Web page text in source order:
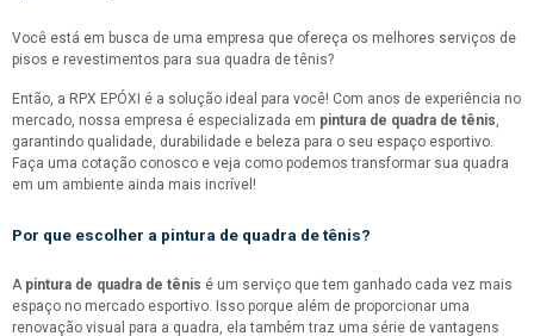
Você está em busca de uma empresa que ofereça os melhores serviços de
pisos e revestimentos para sua quadra de tênis?
Então, a RPX EPÓXI é a solução ideal para você! Com anos de experiência no
mercado, nossa empresa é especializada em pintura de quadra de tênis,
garantindo qualidade, durabilidade e beleza para o seu espaço esportivo.
Faça uma cotação conosco e veja como podemos transformar sua quadra
em um ambiente ainda mais incrível!
Por que escolher a pintura de quadra de tênis?
A pintura de quadra de tênis é um serviço que tem ganhado cada vez mais
espaço no mercado esportivo. Isso porque além de proporcionar uma
renovação visual para a quadra, ela também traz uma série de vantagens